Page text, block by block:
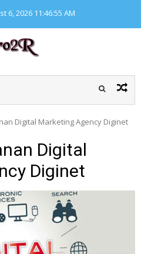
6, 2026 11:46:56 AM
Digital Marketing Agency Diginet
Digital
Diginet